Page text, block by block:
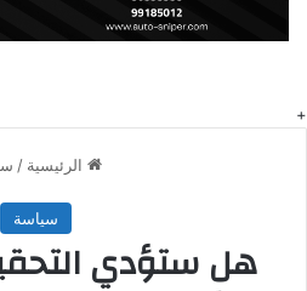
خلال الإعلام الخاص بها ودعمها
هروبهم ملاذا لهم، كما أنها تطورت